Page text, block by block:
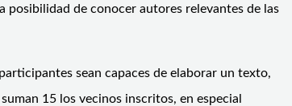
posibilidad de conocer autores relevantes de las
sean capaces de elaborar un texto,
15 los vecinos inscritos, en especial